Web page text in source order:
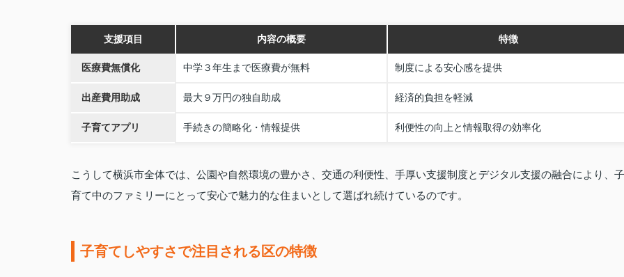
支援項目 内容の概要 特徴
医療費無償化 中学３年生まで医療費が無料 制度による安心感を提供
出産費用助成 最大９万円の独自助成 経済的負担を軽減
子育てアプリ 手続きの簡略化・情報提供 利便性の向上と情報取得の効率化
こうして横浜市全体では、公園や自然環境の豊かさ、交通の利便性、手厚い支援制度とデジタル支援の融合により、子
育て中のファミリーにとって安心で魅力的な住まいとして選ばれ続けているのです。
子育てしやすさで注目される区の特徴